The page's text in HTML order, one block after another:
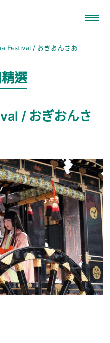
Festival / おぎおんさあ
選
/ おぎおんさ